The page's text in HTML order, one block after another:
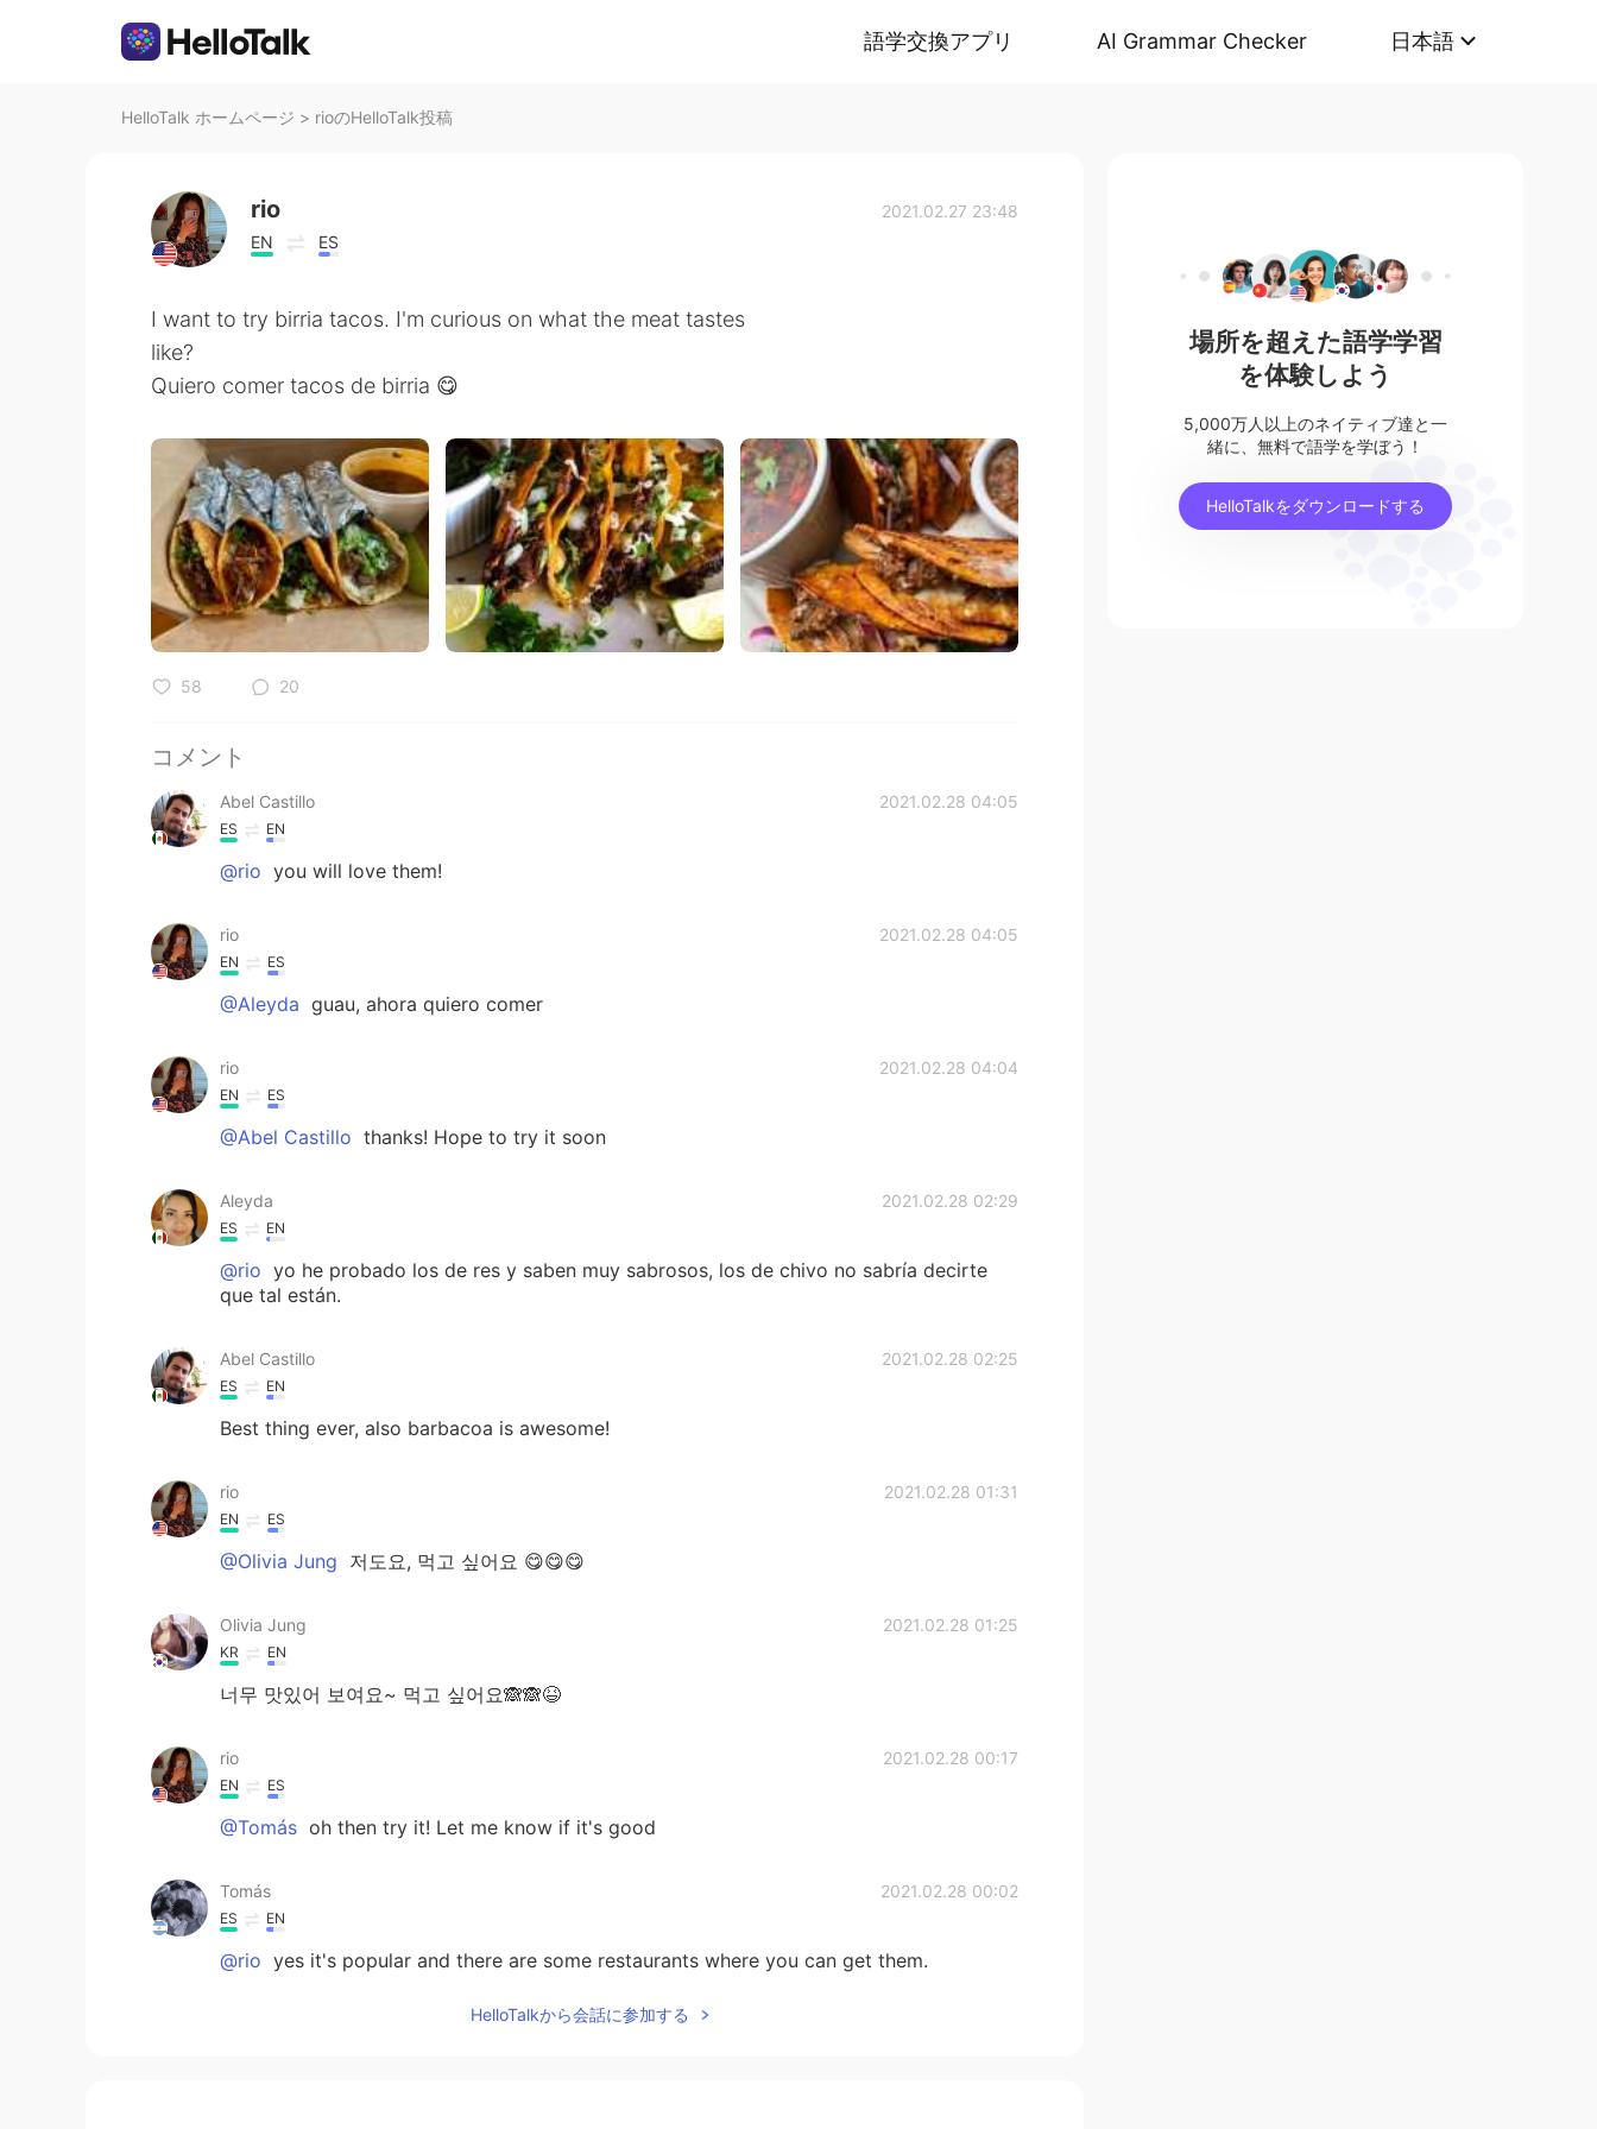
語学交換アプリ AI Grammar Checker 日本語
HelloTalk ホームページ > rioのHelloTalk投稿
rio
EN ES
2021.02.27 23:48
I want to try birria tacos. I'm curious on what the meat tastes
like?
Quiero comer tacos de birria 😋
58 20
コメント
Abel Castillo 2021.02.28 04:05
ES EN
@rio you will love them!
rio 2021.02.28 04:05
EN ES
@Aleyda guau, ahora quiero comer
rio 2021.02.28 04:04
EN ES
@Abel Castillo thanks! Hope to try it soon
Aleyda 2021.02.28 02:29
ES EN
@rio yo he probado los de res y saben muy sabrosos, los de chivo no sabría decirte
que tal están.
Abel Castillo 2021.02.28 02:25
ES EN
Best thing ever, also barbacoa is awesome!
rio 2021.02.28 01:31
EN ES
@Olivia Jung 저도요, 먹고 싶어요 😋😋😋
Olivia Jung 2021.02.28 01:25
KR EN
너무 맛있어 보여요~ 먹고 싶어요🙈🙈😆
rio 2021.02.28 00:17
EN ES
@Tomás oh then try it! Let me know if it's good
Tomás 2021.02.28 00:02
ES EN
@rio yes it's popular and there are some restaurants where you can get them.
HelloTalkから会話に参加する
場所を超えた語学学習
を体験しよう
5,000万人以上のネイティブ達と一
緒に、無料で語学を学ぼう！
HelloTalkをダウンロードする